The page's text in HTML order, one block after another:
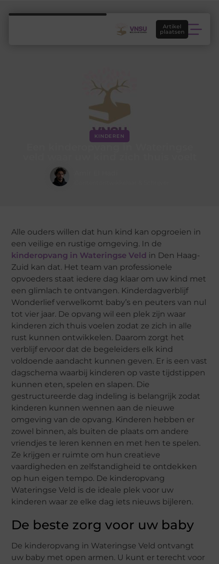
Artikel
plaatsen
KINDEREN
Alle ouders willen dat hun kind kan opgroeien in
een veilige en rustige omgeving. In de
kinderopvang in Wateringse Veld in Den Haag-
Zuid kan dat. Het team van professionele
opvoeders staat iedere dag klaar om uw kind met
een glimlach te ontvangen. Kinderdagverblijf
Wonderlief verwelkomt baby’s en peuters van nul
tot vier jaar. De opvang wil een plek zijn waar
kinderen zich thuis voelen zodat ze zich in alle
rust kunnen ontwikkelen. Daarom zorgt het
verblijf ervoor dat de begeleiders elk kind
voldoende aandacht kunnen geven. Er is een vast
dagschema waarbij kinderen op vaste tijdstippen
kunnen eten, spelen en slapen. Die
gestructureerde dag indeling is belangrijk zodat
kinderen kunnen wennen aan de nieuwe
omgeving van de opvang. Kinderen hebben er
zowel binnen, als buiten de plaats om andere
vriendjes te leren kennen en met hen te spelen.
Ze krijgen er ruimte om hun creatieve
vaardigheden en zelfstandigheid te ontdekken
op hun eigen tempo. De kinderopvang
Wateringse Veld is de ideale plek voor uw
kinderen waar ze elke dag iets nieuws bijleren.
De beste zorg voor uw baby
De kinderopvang in Wateringse Veld ontvangt
uw baby met open armen. U kunt er terecht voor